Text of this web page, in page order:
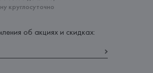
круглосуточно
об акциях и скидках: